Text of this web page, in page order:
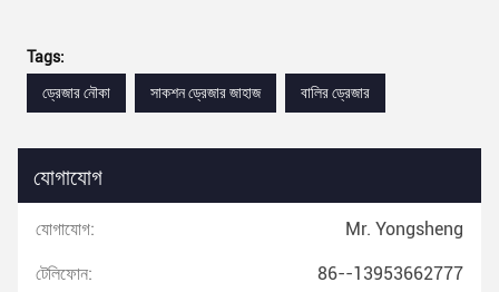
Tags:
ড্রেজার নৌকা
সাকশন ড্রেজার জাহাজ বালির ড্রেজার
যোগাযোগ
যোগাযোগ: Mr. Yongsheng
টেলিফোন: 86--13953662777